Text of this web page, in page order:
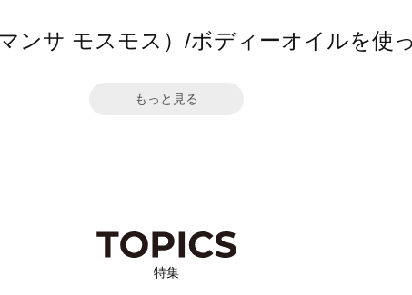
ンサ モスモス）/ボディーオイルを使
もっと見る
特集